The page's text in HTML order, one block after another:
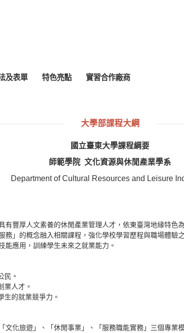
及表單 特色亮點 實習合作廠商
大學部課程大綱
國立臺東大學課程綱要
師範學院 文化資源與休閒產業學系
Department of Cultural Resources and Leisure
豐厚人文素養的休閒產業管理人才，依東臺灣地緣特色
務」的概念融入相關課程，強化學校學習歷程與職場體驗
能應用，訓練學生未來之就業能力。
民。
業人才。
生的就業競爭力。
文化旅遊」、「休閒事業」、「服務職能實務」三個專業